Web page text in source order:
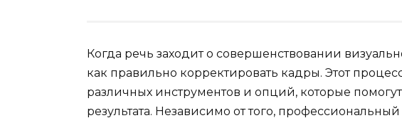
Когда речь заходит о совершенствовании
как правильно корректировать кадры. Этот
различных инструментов и опций, которые
результата. Независимо от того,